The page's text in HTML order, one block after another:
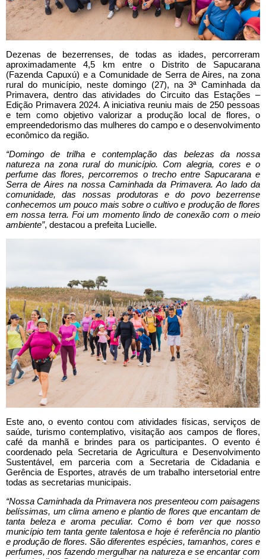
Dezenas de bezerrenses, de todas as idades, percorreram
aproximadamente 4,5 km entre o Distrito de Sapucarana
(Fazenda Capuxú) e a Comunidade de Serra de Aires, na zona
rural do município, neste domingo (27), na 3ª Caminhada da
Primavera, dentro das atividades do Circuito das Estações –
Edição Primavera 2024. A iniciativa reuniu mais de 250 pessoas
e tem como objetivo valorizar a produção local de flores, o
empreendedorismo das mulheres do campo e o desenvolvimento
econômico da região.
“Domingo de trilha e contemplação das belezas da nossa
natureza na zona rural do município. Com alegria, cores e o
perfume das flores, percorremos o trecho entre Sapucarana e
Serra de Aires na nossa Caminhada da Primavera. Ao lado da
comunidade, das nossas produtoras e do povo bezerrense
conhecemos um pouco mais sobre o cultivo e produção de flores
em nossa terra. Foi um momento lindo de conexão com o meio
ambiente”, destacou a prefeita Lucielle.
Este ano, o evento contou com atividades físicas, serviços de
saúde, turismo contemplativo, visitação aos campos de flores,
café da manhã e brindes para os participantes. O evento é
coordenado pela Secretaria de Agricultura e Desenvolvimento
Sustentável, em parceria com a Secretaria de Cidadania e
Gerência de Esportes, através de um trabalho intersetorial entre
todas as secretarias municipais.
“Nossa Caminhada da Primavera nos presenteou com paisagens
belíssimas, um clima ameno e plantio de flores que encantam de
tanta beleza e aroma peculiar. Como é bom ver que nosso
município tem tanta gente talentosa e hoje é referência no plantio
e produção de flores. São diferentes espécies, tamanhos, cores e
perfumes, nos fazendo mergulhar na natureza e se encantar com